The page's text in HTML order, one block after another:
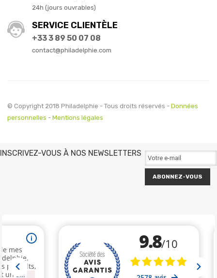
24h (jours ouvrables)
SERVICE CLIENTÈLE
+33 3 89 50 07 08
contact@philadelphie.com
© Copyright 2018 Philadelphie - Tous droits réservés - Données
personnelles - Mentions légales
INSCRIVEZ-VOUS À NOS NEWSLETTERS
ABONNEZ-VOUS